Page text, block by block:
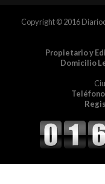
Copyright © 2016
Propietario y
Domicilio